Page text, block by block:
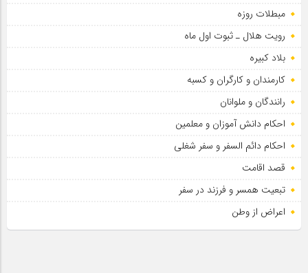
مبطلات روزه
رویت هلال ـ ثبوت اول ماه
بلاد کبیره
کارمندان و کارگران و کسبه
رانندگان و ملوانان
احکام دانش آموزان و معلمین
احکام دائم السفر و سفر شغلی
قصد اقامت
تبعیت همسر و فرزند در سفر
اعراض از وطن